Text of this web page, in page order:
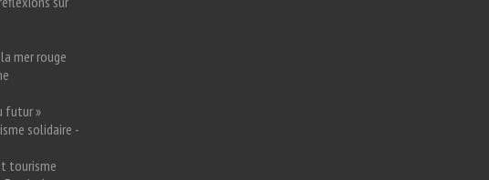
mer rouge
futur »
solidaire -
tourisme